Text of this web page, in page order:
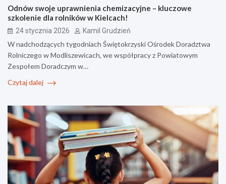
Odnów swoje uprawnienia chemizacyjne – kluczowe
szkolenie dla rolników w Kielcach!
24 stycznia 2026 Kamil Grudzień
W nadchodzących tygodniach Świętokrzyski Ośrodek Doradztwa
Rolniczego w Modliszewicach, we współpracy z Powiatowym
Zespołem Doradczym w…
Czytaj dalej